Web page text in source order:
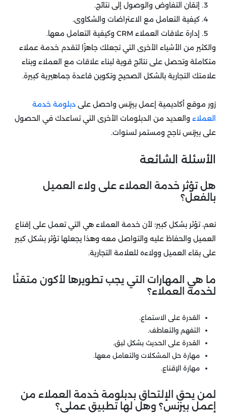
إتقان التفاوض والوصول إلى نتائج.
كيفية التعامل مع الاعتراضات والشكاوى.
إدارة علاقات العملاء CRM وكيفية التعامل معها.
والكثير من الأشياء الأخرى التي تجعلك جاهزًا لتقدم خدمة عملاء
متكاملة وتحصل على نتائج قوية لبناء علاقات مع العملاء وبناء
علامتك التجارية بالشكل الصحيح وتكوين قاعدة جماهيرية كبيرة.
زور موقع أكاديمية إعمل بيزنس واحصل على دبلومة خدمة
العملاء والعديد من الدبلومات الأخرى التي تساعدك في الحصول
على بيزنس ناجح ومستمر لسنوات.
الأسئلة الشائعة
هل تؤثر خدمة العملاء على ولاء العميل
بالفعل؟
نعم، تؤثر بشكل كبير؛ لأن خدمة العملاء هي التي تعمل على إقناع
العميل والحفاظ عليه والتواصل معه وهذا يجعلها تؤثر بشكل كبير
على بقاء العميل وولاءه للعلامة التجارية.
ما هي المهارات التي يجب تطويرها لأكون متقنًا
لخدمة العملاء؟
القدرة على الاستماع.
التفهم والتعاطف.
القدرة على الحديث بشكل لبق.
مهارة حل المشكلات والتعامل معها.
مهارة الإقناع.
لمن يحق الإلتحاق بدبلومة خدمة العملاء من
إعمل بيزنس؟ وهل لها تطبيق عملي؟